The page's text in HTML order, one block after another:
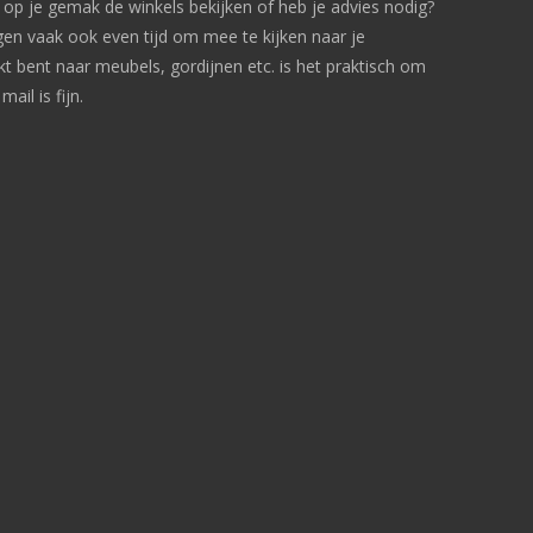
je gemak de winkels bekijken of heb je advies nodig?
vaak ook even tijd om mee te kijken naar je
bent naar meubels, gordijnen etc. is het praktisch om
is fijn.